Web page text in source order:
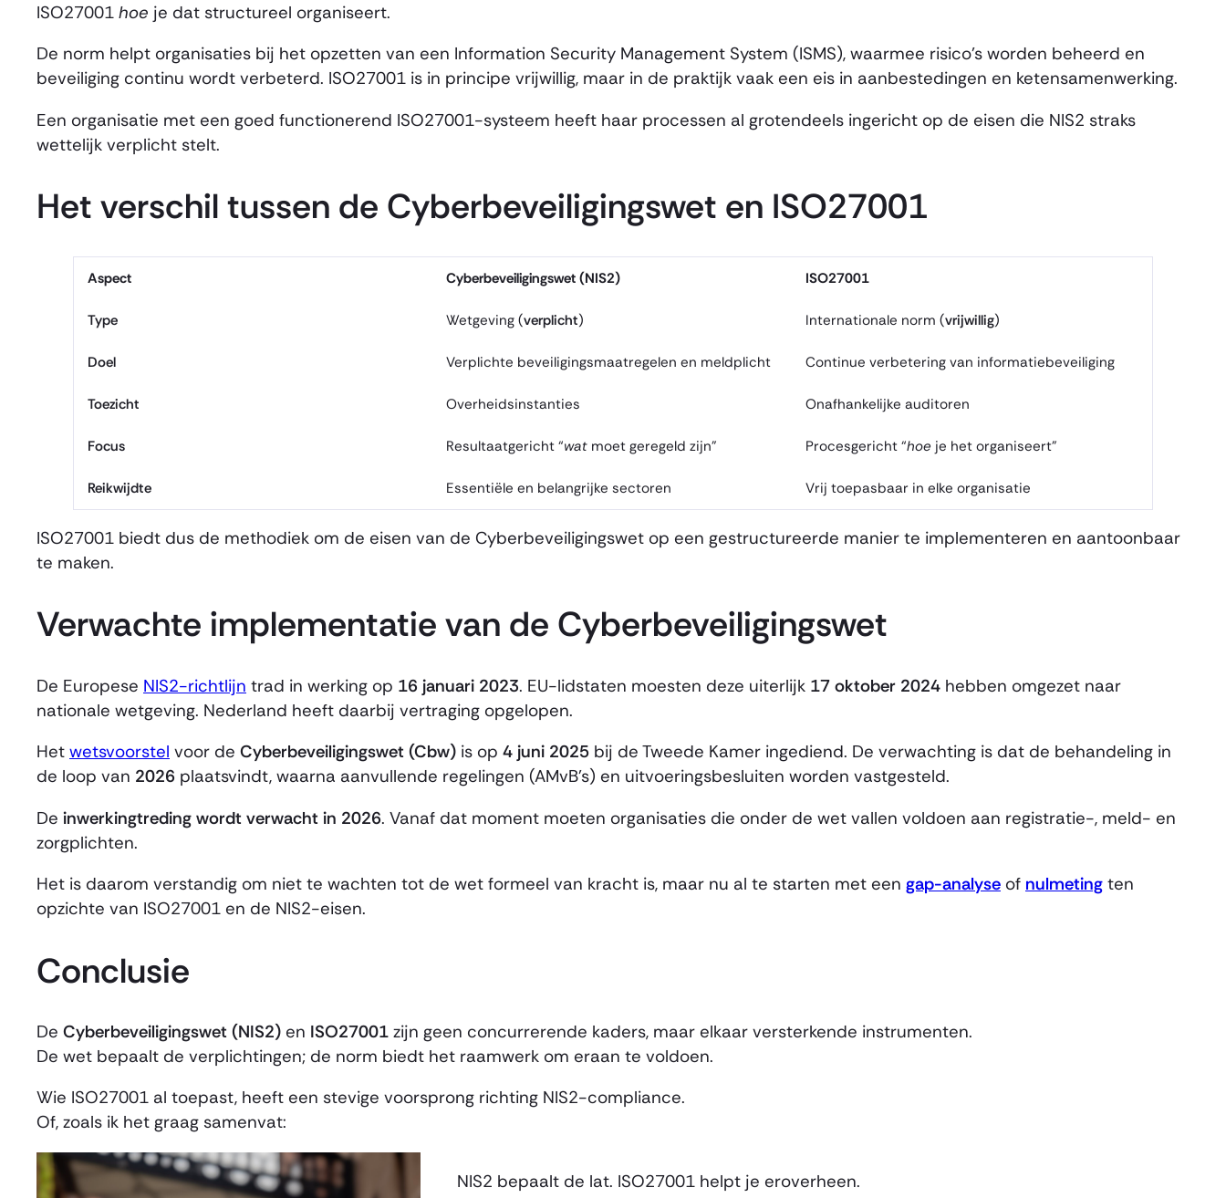
ISO27001 hoe je dat structureel organiseert.
De norm helpt organisaties bij het opzetten van een Information Security Management System (ISMS), waarmee risico’s worden beheerd en
beveiliging continu wordt verbeterd. ISO27001 is in principe vrijwillig, maar in de praktijk vaak een eis in aanbestedingen en ketensamenwerking.
Een organisatie met een goed functionerend ISO27001-systeem heeft haar processen al grotendeels ingericht op de eisen die NIS2 straks
wettelijk verplicht stelt.
Het verschil tussen de Cyberbeveiligingswet en ISO27001
Aspect Cyberbeveiligingswet (NIS2) ISO27001
Type Wetgeving (verplicht) Internationale norm (vrijwillig)
Doel Verplichte beveiligingsmaatregelen en meldplicht Continue verbetering van informatiebeveiliging
Toezicht Overheidsinstanties Onafhankelijke auditoren
Focus Resultaatgericht “wat moet geregeld zijn” Procesgericht “hoe je het organiseert”
Reikwijdte Essentiële en belangrijke sectoren Vrij toepasbaar in elke organisatie
ISO27001 biedt dus de methodiek om de eisen van de Cyberbeveiligingswet op een gestructureerde manier te implementeren en aantoonbaar
te maken.
Verwachte implementatie van de Cyberbeveiligingswet
De Europese NIS2-richtlijn trad in werking op 16 januari 2023. EU-lidstaten moesten deze uiterlijk 17 oktober 2024 hebben omgezet naar
nationale wetgeving. Nederland heeft daarbij vertraging opgelopen.
Het wetsvoorstel voor de Cyberbeveiligingswet (Cbw) is op 4 juni 2025 bij de Tweede Kamer ingediend. De verwachting is dat de behandeling in
de loop van 2026 plaatsvindt, waarna aanvullende regelingen (AMvB’s) en uitvoeringsbesluiten worden vastgesteld.
De inwerkingtreding wordt verwacht in 2026. Vanaf dat moment moeten organisaties die onder de wet vallen voldoen aan registratie-, meld- en
zorgplichten.
Het is daarom verstandig om niet te wachten tot de wet formeel van kracht is, maar nu al te starten met een gap-analyse of nulmeting ten
opzichte van ISO27001 en de NIS2-eisen.
Conclusie
De Cyberbeveiligingswet (NIS2) en ISO27001 zijn geen concurrerende kaders, maar elkaar versterkende instrumenten.
De wet bepaalt de verplichtingen; de norm biedt het raamwerk om eraan te voldoen.
Wie ISO27001 al toepast, heeft een stevige voorsprong richting NIS2-compliance.
Of, zoals ik het graag samenvat:
NIS2 bepaalt de lat. ISO27001 helpt je eroverheen.